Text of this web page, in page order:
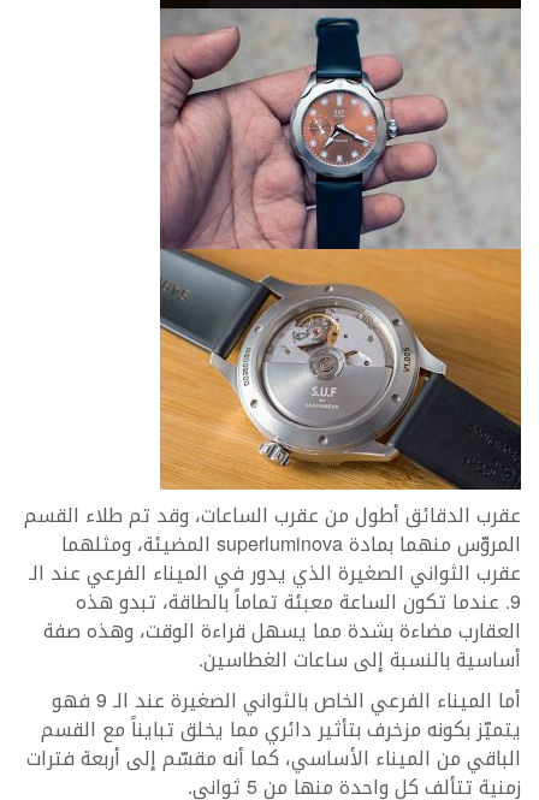
عقرب الدقائق أطول من عقرب الساعات، وقد تم طلاء القسم
المروّس منهما بمادة superluminova المضيئة، ومثلهما
عقرب الثواني الصغيرة الذي يدور في الميناء الفرعي عند الـ
9. عندما تكون الساعة معبئة تماماً بالطاقة، تبدو هذه
العقارب مضاءة بشدة مما يسهل قراءة الوقت، وهذه صفة
أساسية بالنسبة إلى ساعات الغطاسين.
أما الميناء الفرعي الخاص بالثواني الصغيرة عند الـ 9 فهو
يتميّز بكونه مزخرف بتأثير دائري مما يخلق تبايناً مع القسم
الباقي من الميناء الأساسي، كما أنه مقسّم إلى أربعة فترات
زمنية تتألف كل واحدة منها من 5 ثواني.